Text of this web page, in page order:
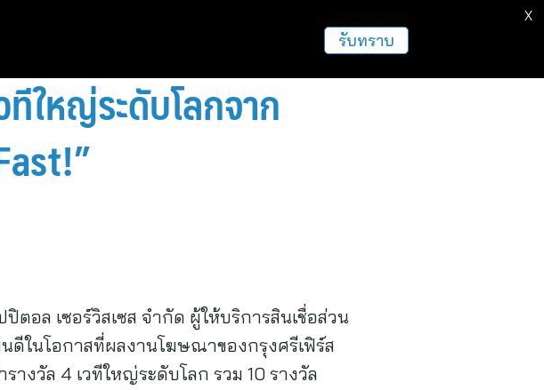
ใหญ่ระดับโลกจาก
อล เซอร์วิสเซส จำกัด ผู้ให้บริการสินเชื่อส่วน
ดีในโอกาสที่ผลงานโฆษณาของกรุงศรีเฟิร์ส
างวัล 4 เวทีใหญ่ระดับโลก รวม 10 รางวัล
รับทราบ
X